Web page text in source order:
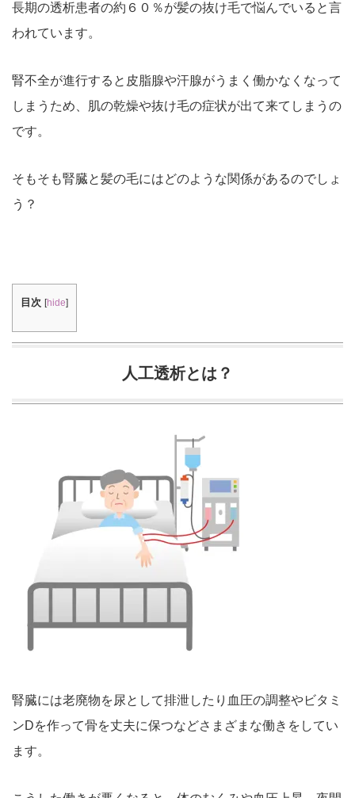
長期の透析患者の約６０％が髪の抜け毛で悩んでいると言
われています。
腎不全が進行すると皮脂腺や汗腺がうまく働かなくなって
しまうため、肌の乾燥や抜け毛の症状が出て来てしまうの
です。
そもそも腎臓と髪の毛にはどのような関係があるのでしょ
う？
目次 [hide]
人工透析とは？
腎臓には老廃物を尿として排泄したり血圧の調整やビタミ
ンDを作って骨を丈夫に保つなどさまざまな働きをしてい
ます。